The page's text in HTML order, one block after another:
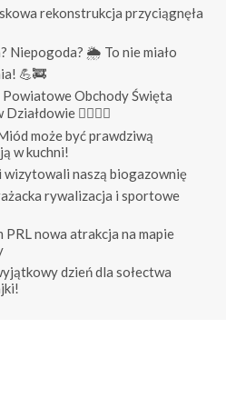
rekonstrukcja przyciągnęła
Niepogoda? 🌦️ To nie miało
💪🚒
Powiatowe Obchody Święta
👮‍♀️👮‍♂️
może być prawdziwą
w kuchni!
wizytowali naszą biogazownię
rywalizacja i sportowe
PRL nowa atrakcja na mapie
dzień dla sołectwa